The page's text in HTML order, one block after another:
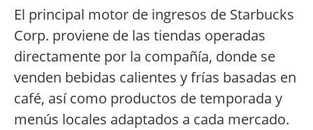
El principal motor de ingresos de Starbucks
Corp. proviene de las tiendas operadas
directamente por la compañía, donde se
venden bebidas calientes y frías basadas en
café, así como productos de temporada y
menús locales adaptados a cada mercado.